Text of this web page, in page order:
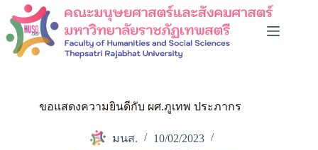
ขอแสดงความยินดีกับ ผศ.ภูเทพ ประภากร
มนส.
10/02/2023